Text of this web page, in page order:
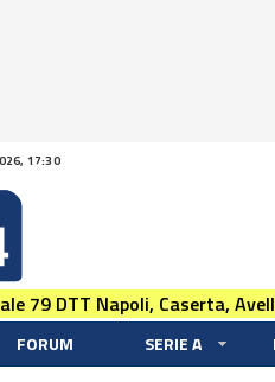
17:30
79 DTT Napoli, Caserta,
FORUM SERIE A